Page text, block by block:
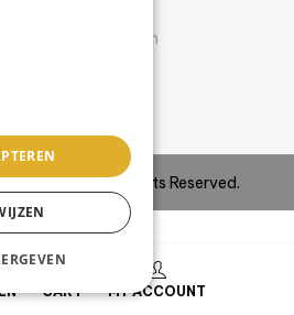
tijdens kantooruren
t/m vrijdag
uur – 16.00 uur
Site IT BV–All Rights Reserved.
0
CART MY ACCOUNT